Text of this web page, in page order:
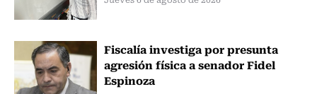
Fiscalía investiga por presunta
agresión física a senador Fidel
Espinoza